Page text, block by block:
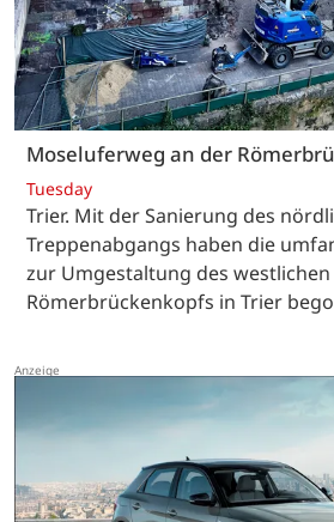
Moseluferweg an der
Tuesday
Trier. Mit der Sanierung des
Treppenabgangs haben die
zur Umgestaltung des westlichen
Römerbrückenkopfs in Trier